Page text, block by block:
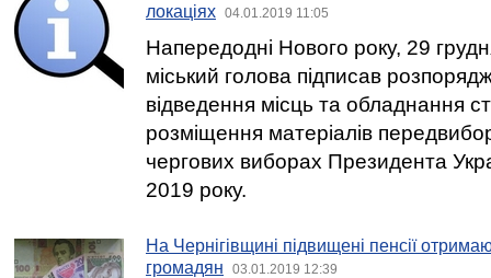
локаціях
04.01.2019 11:05
Напередодні Нового року, 29
міський голова підписав
відведення місць та обладнання
розміщення матеріалів
чергових виборах Президента
2019 року.
На Чернігівщині підвищені пенсії
громадян
03.01.2019 12:39